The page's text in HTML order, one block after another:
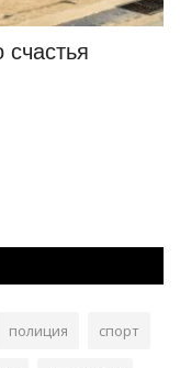
полиция спорт